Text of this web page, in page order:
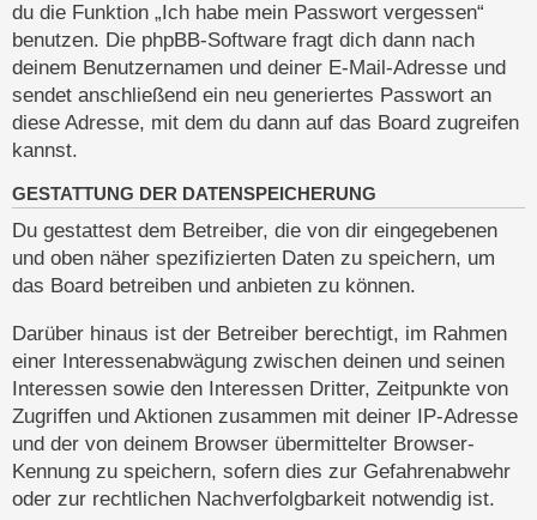
du die Funktion „Ich habe mein Passwort vergessen“
benutzen. Die phpBB-Software fragt dich dann nach
deinem Benutzernamen und deiner E-Mail-Adresse und
sendet anschließend ein neu generiertes Passwort an
diese Adresse, mit dem du dann auf das Board zugreifen
kannst.
GESTATTUNG DER DATENSPEICHERUNG
Du gestattest dem Betreiber, die von dir eingegebenen
und oben näher spezifizierten Daten zu speichern, um
das Board betreiben und anbieten zu können.
Darüber hinaus ist der Betreiber berechtigt, im Rahmen
einer Interessenabwägung zwischen deinen und seinen
Interessen sowie den Interessen Dritter, Zeitpunkte von
Zugriffen und Aktionen zusammen mit deiner IP-Adresse
und der von deinem Browser übermittelter Browser-
Kennung zu speichern, sofern dies zur Gefahrenabwehr
oder zur rechtlichen Nachverfolgbarkeit notwendig ist.